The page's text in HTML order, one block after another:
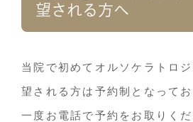
望される方へ
当院で初めて オルソケラトロ
望される方は 予約制 となってお
一度お電話で予約をお取りくだ